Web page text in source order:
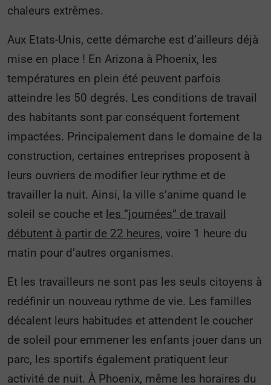
chaleurs extrêmes.
Aux Etats-Unis, cette démarche est d’ailleurs déjà
mise en place ! En Arizona à Phoenix, les
températures en plein été peuvent parfois
atteindre les 50 degrés. Les conditions de travail
des habitants sont par conséquent fortement
impactées. Principalement dans le domaine de la
construction, certaines entreprises proposent à
leurs ouvriers de modifier leur rythme et de
travailler la nuit. Ainsi, la ville s’anime quand le
soleil se couche et les “journées” de travail
débutent à partir de 22 heures, voire 1 heure du
matin pour d’autres organismes.
Et les travailleurs ne sont pas les seuls citoyens à
redéfinir un nouveau rythme de vie. Les familles
décalent leurs habitudes et attendent le coucher
de soleil pour emmener les enfants jouer dans un
parc, les sportifs également pratiquent leur
activité de nuit. À Phoenix, même les horaires du